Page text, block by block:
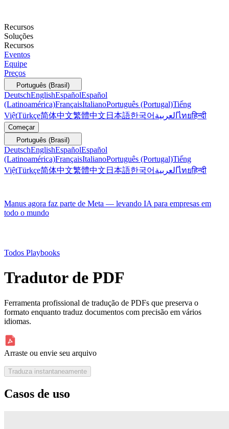
Recursos
Soluções
Recursos
Eventos
Equipe
Preços
Português (Brasil)
DeutschEnglishEspañolEspañol
(Latinoamérica)FrançaisItalianoPortuguês (Portugal)Tiếng
ViệtTürkçe简体中文繁體中文 日本語한국어 العربيةไทยहिन्दी
Começar
Português (Brasil)
DeutschEnglishEspañolEspañol
(Latinoamérica)FrançaisItalianoPortuguês (Portugal)Tiếng
ViệtTürkçe简体中文繁體中文 日本語한국어 العربيةไทยहिन्दी
Manus agora faz parte de Meta — levando IA para empresas em
todo o mundo
Todos Playbooks
Tradutor de PDF
Ferramenta profissional de tradução de PDFs que preserva o
formato enquanto traduz documentos com precisão em vários
idiomas.
Arraste ou envie seu arquivo
Traduza instantaneamente
Casos de uso